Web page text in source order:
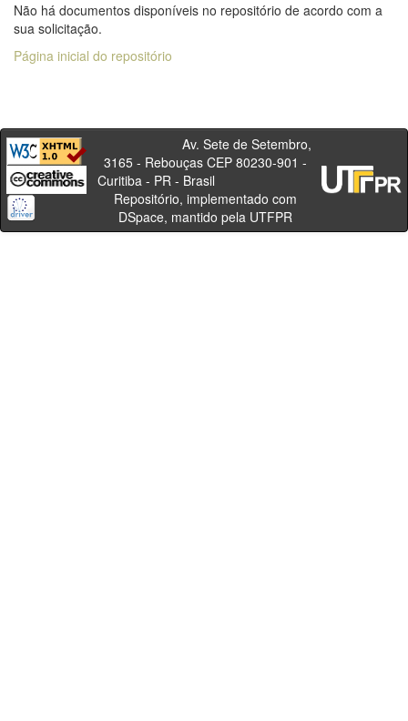
Não há documentos disponíveis no repositório de acordo com a
sua solicitação.
Página inicial do repositório
Av. Sete de Setembro,
3165 - Rebouças CEP 80230-901 -
Curitiba - PR - Brasil
Repositório, implementado com
DSpace, mantido pela UTFPR